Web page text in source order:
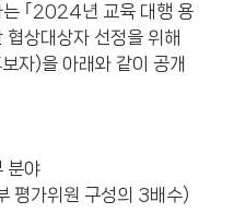
는 ｢2024년 교육 대행 용
협상대상자 선정을 위해
자)을 아래와 같이 공개
분야
평가위원 구성의 3배수)